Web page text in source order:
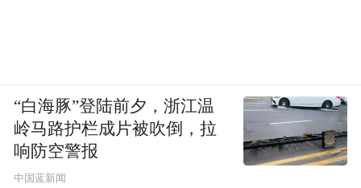
“白海豚”登陆前夕，浙江温
岭马路护栏成片被吹倒，拉
响防空警报
中国蓝新闻